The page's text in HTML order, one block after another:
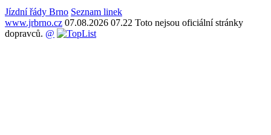
Jízdní řády Brno Seznam linek
www.jrbrno.cz 07.08.2026 07.22 Toto nejsou oficiální stránky
dopravců. @